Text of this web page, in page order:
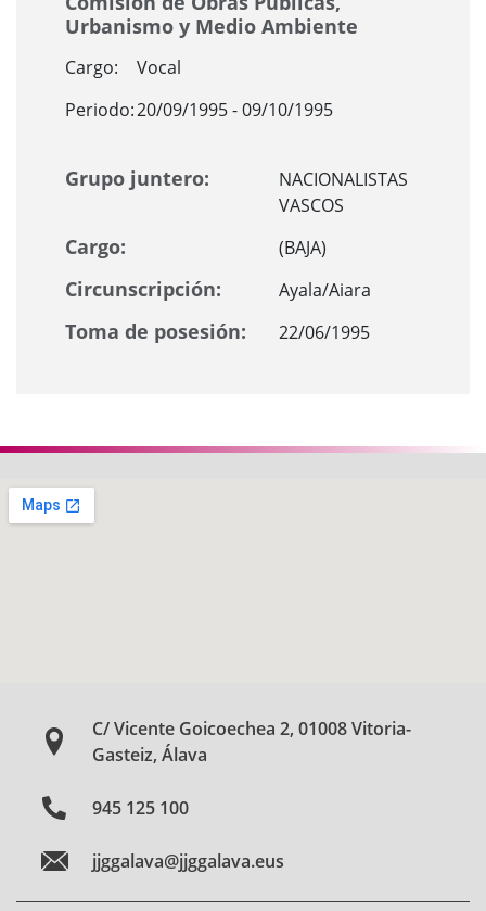
Urbanismo y Medio Ambiente
Cargo:
Vocal
Periodo:20/09/1995 - 09/10/1995
Grupo juntero:
NACIONALISTAS
VASCOS
Cargo: (BAJA)
Circunscripción: Ayala/Aiara
Toma de posesión: 22/06/1995
C/ Vicente Goicoechea 2, 01008 Vitoria-
Gasteiz, Álava
945 125 100
jjggalava@jjggalava.eus